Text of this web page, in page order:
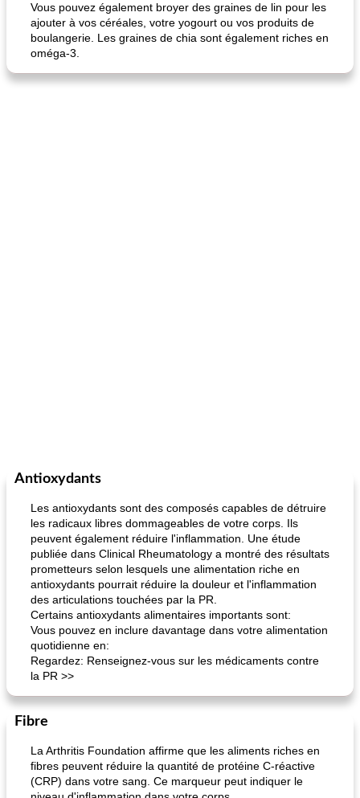
fiesta tostadas le méga's jopp joes
Vous pouvez également broyer des graines de lin pour les
ajouter à vos céréales, votre yogourt ou vos produits de
boulangerie. Les graines de chia sont également riches en
oméga-3.
Antioxydants
Les antioxydants sont des composés capables de détruire
les radicaux libres dommageables de votre corps. Ils
peuvent également réduire l'inflammation. Une étude
publiée dans Clinical Rheumatology a montré des résultats
prometteurs selon lesquels une alimentation riche en
antioxydants pourrait réduire la douleur et l'inflammation
des articulations touchées par la PR.
Certains antioxydants alimentaires importants sont:
Vous pouvez en inclure davantage dans votre alimentation
quotidienne en:
Regardez: Renseignez-vous sur les médicaments contre
la PR >>
Fibre
La Arthritis Foundation affirme que les aliments riches en
fibres peuvent réduire la quantité de protéine C-réactive
(CRP) dans votre sang. Ce marqueur peut indiquer le